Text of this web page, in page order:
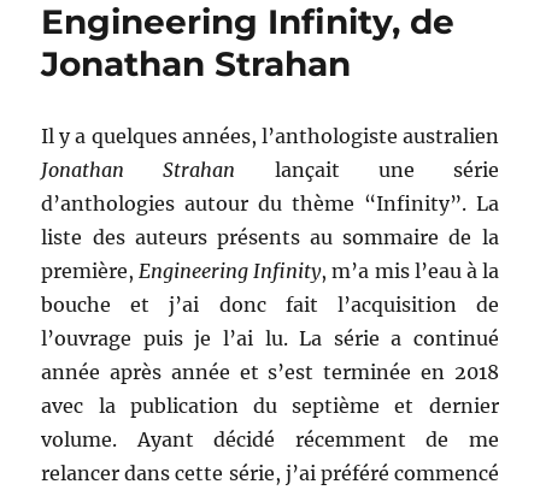
Baxter
Engineering Infinity, de
Jonathan Strahan
Il y a quelques années, l’anthologiste australien
Jonathan Strahan lançait une série
d’anthologies autour du thème “Infinity”. La
liste des auteurs présents au sommaire de la
première,Engineering Infinity, m’a mis l’eau à la
bouche et j’ai donc fait l’acquisition de
l’ouvrage puis je l’ai lu. La série a continué
année après année et s’est terminée en 2018
avec la publication du septième et dernier
volume. Ayant décidé récemment de me
relancer dans cette série, j’ai préféré commencé